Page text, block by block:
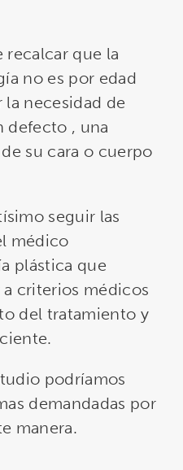
recalcar que la
no es por edad
necesidad de
defecto , una
su cara o cuerpo
seguir las
médico
plástica que
criterios médicos
del tratamiento y
podríamos
demandadas por
manera.